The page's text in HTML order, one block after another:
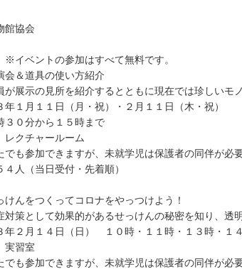
協会
ベントの参加はすべて無料です。
会＆道具の使い方紹介
展示の見所を紹介するとともに現在では珍しいモ
１月１１日（月・祝）・２月１１日（木・祝）
分から１５時まで
クチャールーム
も参加できますが、未就学児は保護者の同伴が必要
人（当日受付・先着順）
けんをつくってコロナをやっつけよう！
策として効果的があるせっけんの秘密を知り、透
２月１４日（日） １０時・１１時・１３時・１４
習室
も参加できますが、未就学児は保護者の同伴が必要